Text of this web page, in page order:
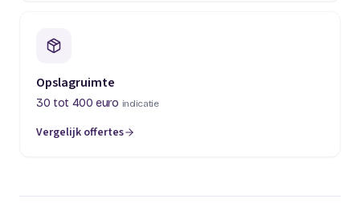
Opslagruimte
30 tot 400 euro indicatie
Vergelijk offertes
(opent in een nieuw tabblad)